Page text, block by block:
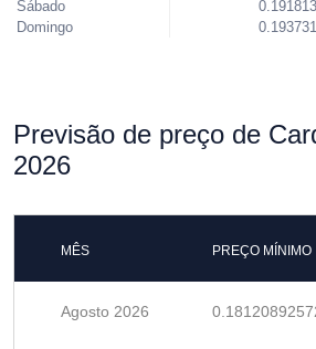
Sábado
Domingo
Previsão de preço de
2026
MÊS PREÇO MÍNIMO
Agosto 2026